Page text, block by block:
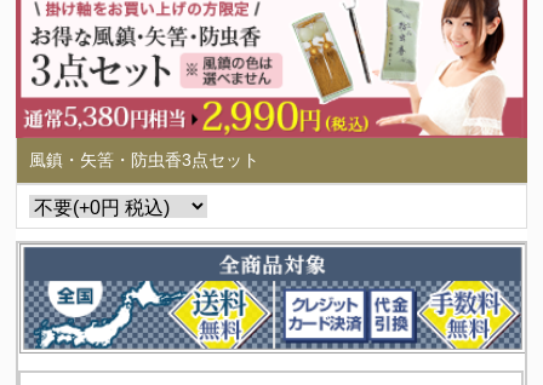
風鎮・矢筈・防虫香3点セット